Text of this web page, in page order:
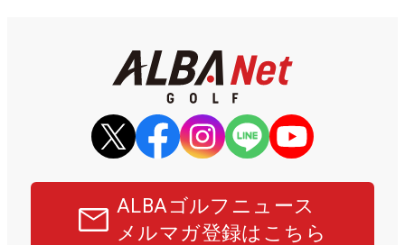
ALBAゴルフニュース
メルマガ登録はこちら